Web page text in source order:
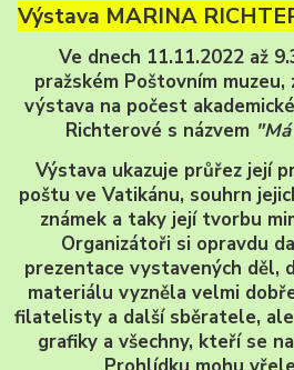
Výstava MARINA
Ve dnech 11.11.2022 až
pražském Poštovním muzeu,
výstava na počest
Richterové s názvem
Výstava ukazuje průřez její
poštu ve Vatikánu, souhrn
známek a taky její tvorbu
Organizátoři si opravdu
prezentace vystavených děl,
materiálu vyzněla velmi
filatelisty a další sběratele,
grafiky a všechny, kteří se